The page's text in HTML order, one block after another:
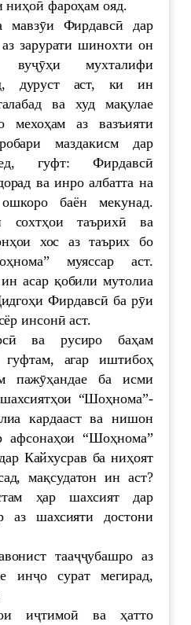
ниҳоӣ фароҳам ояд.
мавзӯи Фирдавсӣ дар
зарурати шинохти он
вуҷӯҳи мухталифи
дуруст аст, ки ин
ва худ мақулае
мехоҳам аз вазъияти
маздакисм дар
гуфт: Фирдавсӣ
ва инро албатта на
баён мекунад.
сохтҳои таърихӣ ва
хос аз таърих бо
муяссар аст.
асар қобили мутолиа
Фирдавсӣ ба рӯи
инсонӣ аст.
ва русиро баҳам
агар иштибоҳ
пажӯҳандае ба исми
“Шоҳнома”-
кардааст ва нишон
афсонаҳои “Шоҳнома”
Кайхусрав ба ниҳоят
мақсудатон ин аст?
ҳар шахсият дар
аз шахсияти достони
тааҷҷубашро аз
инҷо сурат мегирад,
иҷтимоӣ ва ҳатто